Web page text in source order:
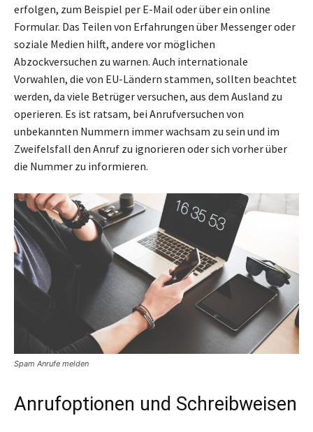
erfolgen, zum Beispiel per E-Mail oder über ein online
Formular. Das Teilen von Erfahrungen über Messenger oder
soziale Medien hilft, andere vor möglichen
Abzockversuchen zu warnen. Auch internationale
Vorwahlen, die von EU-Ländern stammen, sollten beachtet
werden, da viele Betrüger versuchen, aus dem Ausland zu
operieren. Es ist ratsam, bei Anrufversuchen von
unbekannten Nummern immer wachsam zu sein und im
Zweifelsfall den Anruf zu ignorieren oder sich vorher über
die Nummer zu informieren.
Spam Anrufe melden
Anrufoptionen und Schreibweisen